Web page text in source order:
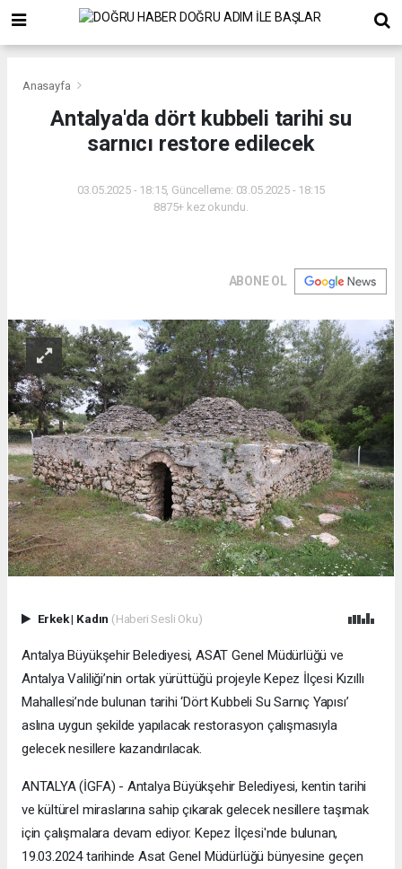
Anasayfa
Antalya'da dört kubbeli tarihi su
sarnıcı restore edilecek
03.05.2025 - 18:15, Güncelleme: 03.05.2025 - 18:15
8875+ kez okundu.
ABONE OL
Erkek| Kadın (Haberi Sesli Oku)
Antalya Büyükşehir Belediyesi, ASAT Genel Müdürlüğü ve
Antalya Valiliği’nin ortak yürüttüğü projeyle Kepez İlçesi Kızıllı
Mahallesi’nde bulunan tarihi ‘Dört Kubbeli Su Sarnıç Yapısı’
aslına uygun şekilde yapılacak restorasyon çalışmasıyla
gelecek nesillere kazandırılacak.
ANTALYA (İGFA) - Antalya Büyükşehir Belediyesi, kentin tarihi
ve kültürel miraslarına sahip çıkarak gelecek nesillere taşımak
için çalışmalara devam ediyor. Kepez İlçesi'nde bulunan,
19.03.2024 tarihinde Asat Genel Müdürlüğü bünyesine geçen